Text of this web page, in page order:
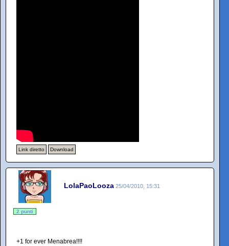
Link diretto Download
LolaPaoLooza 25/04/2010, 15:31
2 punti
+1 for ever Menabrea!!!!